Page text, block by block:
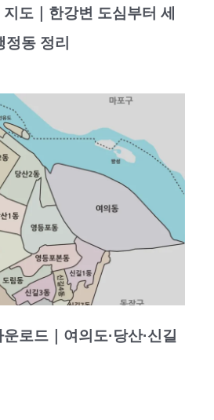
도｜한강변 도심부터 세
동 정리
로드｜여의도·당산·신길